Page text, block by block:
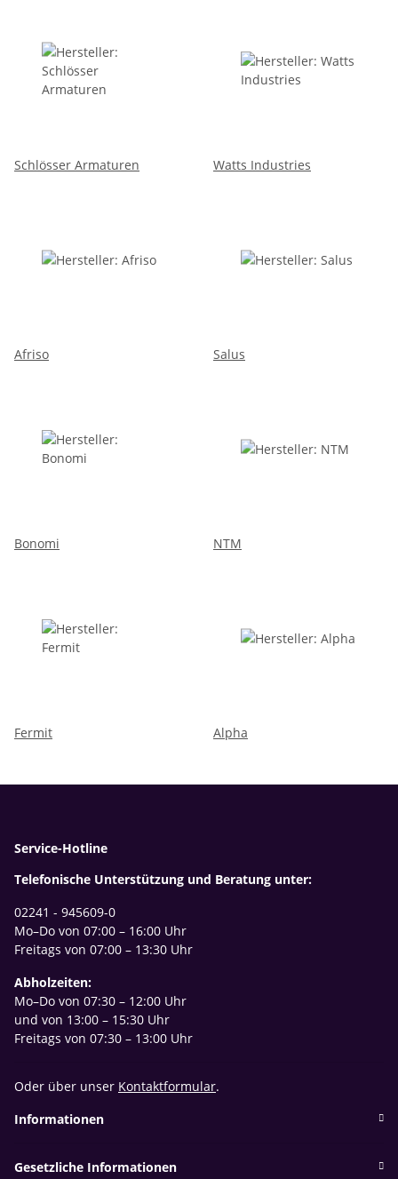
Schlösser Armaturen Watts Industries
Afriso Salus
Bonomi NTM
Fermit Alpha
Service-Hotline
Telefonische Unterstützung und Beratung unter:
02241 - 945609-0
Mo–Do von 07:00 – 16:00 Uhr
Freitags von 07:00 – 13:30 Uhr
Abholzeiten:
Mo–Do von 07:30 – 12:00 Uhr
und von 13:00 – 15:30 Uhr
Freitags von 07:30 – 13:00 Uhr
Oder über unser Kontaktformular.
Informationen
Gesetzliche Informationen